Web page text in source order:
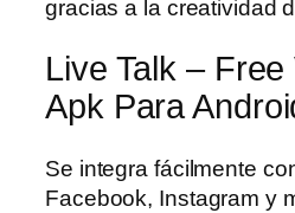
gracias a la creatividad
Live Talk –
Apk Para
Se integra fácilmente
Facebook, Instagram y